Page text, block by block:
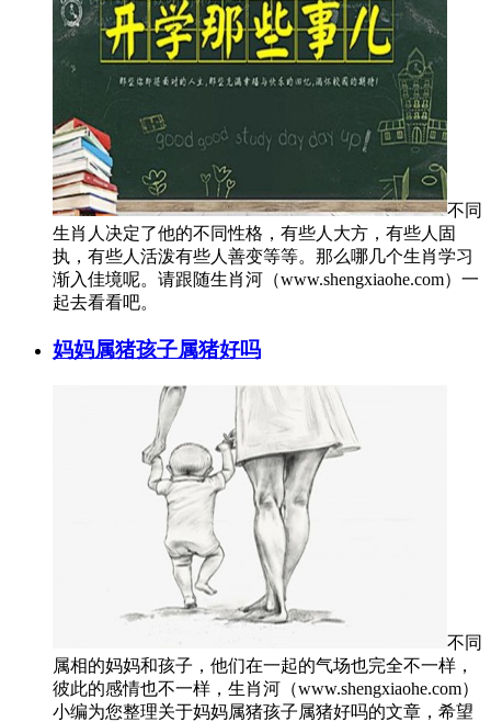
不同
生肖人决定了他的不同性格，有些人大方，有些人固
执，有些人活泼有些人善变等等。那么哪几个生肖学习
渐入佳境呢。请跟随生肖河（www.shengxiaohe.com）一
起去看看吧。
妈妈属猪孩子属猪好吗
不同
属相的妈妈和孩子，他们在一起的气场也完全不一样，
彼此的感情也不一样，生肖河（www.shengxiaohe.com）
小编为您整理关于妈妈属猪孩子属猪好吗的文章，希望